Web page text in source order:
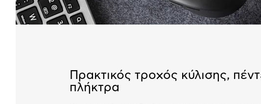
Πρακτικός τροχός κύλισης,
πλήκτρα